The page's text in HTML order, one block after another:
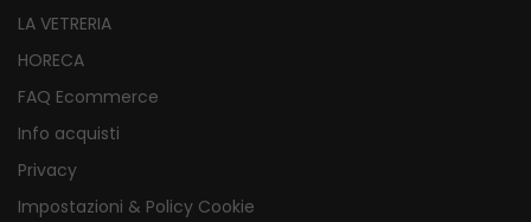
LA VETRERIA
HORECA
FAQ Ecommerce
Info acquisti
Privacy
Impostazioni & Policy Cookie